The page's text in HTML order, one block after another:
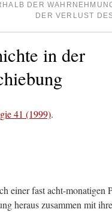
DER
DER VERLUST
in der
41 (1999).
einer fast acht-monatigen
heraus zusammen mit